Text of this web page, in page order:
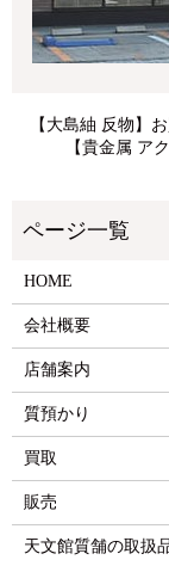
【大島紬 反物】
【貴金属 ア
HOME
会社概要
店舗案内
質預かり
買取
販売
天文館質舗の取扱